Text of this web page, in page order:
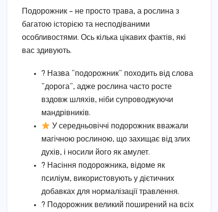
Подорожник – не просто трава, а рослина з
багатою історією та несподіваними
особливостями. Ось кілька цікавих фактів, які
вас здивують.
? Назва “подорожник” походить від слова
“дорога”, адже рослина часто росте
вздовж шляхів, ніби супроводжуючи
мандрівників.
У середньовіччі подорожник вважали
магічною рослиною, що захищає від злих
духів, і носили його як амулет.
? Насіння подорожника, відоме як
псиліум, використовують у дієтичних
добавках для нормалізації травлення.
? Подорожник великий поширений на всіх